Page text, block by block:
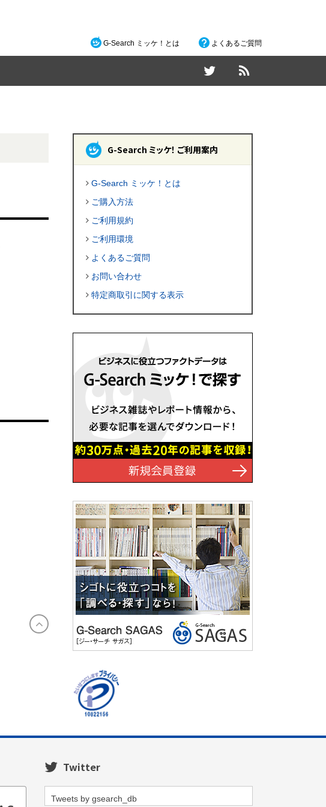
G-Search ミッケ！とは よくあるご質問
G-Search ミッケ！ ご利用案内
G-Search ミッケ！とは
ご購入方法
ご利用規約
ご利用環境
よくあるご質問
お問い合わせ
特定商取引に関する表示
Twitter
Tweets by gsearch_db